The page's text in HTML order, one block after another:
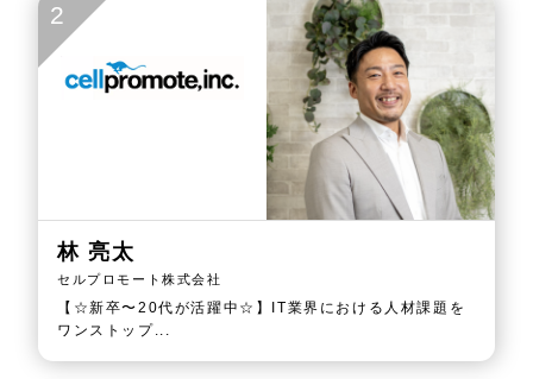
2
林 亮太
セルプロモート株式会社
【☆新卒〜20代が活躍中☆】IT業界における人材課題を
ワンストップ...